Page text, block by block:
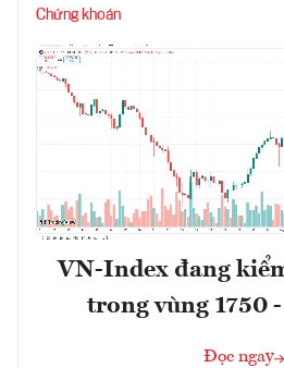
Chứng khoán
VN-Index đang
trong vùng 1750
Đọc ngay